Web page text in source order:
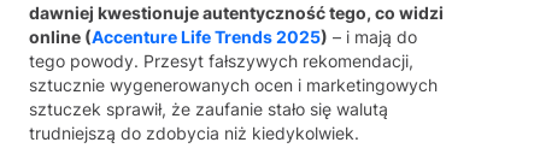
dawniej kwestionuje autentyczność tego, co widzi
online (Accenture Life Trends 2025) – i mają do
tego powody. Przesyt fałszywych rekomendacji,
sztucznie wygenerowanych ocen i marketingowych
sztuczek sprawił, że zaufanie stało się walutą
trudniejszą do zdobycia niż kiedykolwiek.